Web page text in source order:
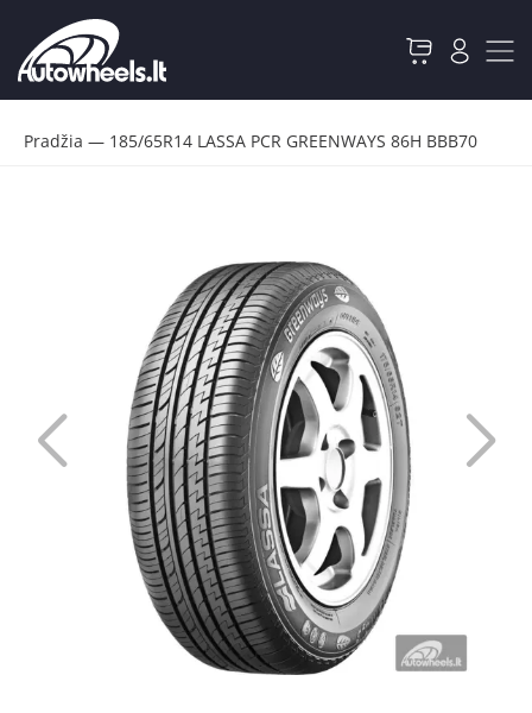
Pradžia — 185/65R14 LASSA PCR GREENWAYS 86H BBB70